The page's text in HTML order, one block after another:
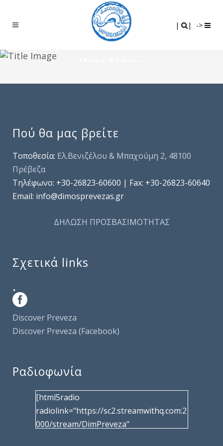
| | ->
Πού θα μας βρείτε
Τοποθεσία: Ελ.Βενιζέλου & Μπαχούμη 2, 48100
Πρέβεζα
Τηλέφωνo: +30-26823-60600 | Fax: +30-26823-60640
Email: info@dimosprevezas.gr
ΔΗΛΩΣΗ ΠΡΟΣΒΑΣΙΜΟΤΗΤΑΣ
Σχετικά links
.
Discover Preveza
Discover Preveza (Facebook)
Ραδιοφωνία
[html5radio
radiolink="https://sc2.streamwithq.com:2
000/stream/DimPreveza"